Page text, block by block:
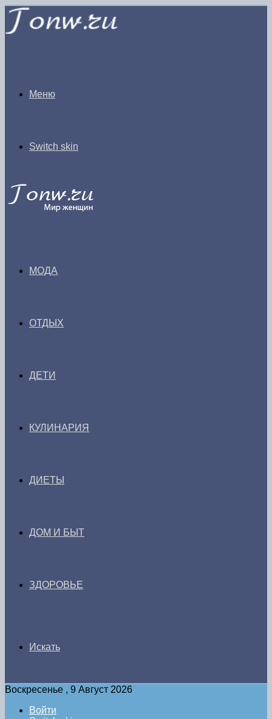
Меню
Switch skin
МОДА
ОТДЫХ
ДЕТИ
КУЛИНАРИЯ
ДИЕТЫ
ДОМ И БЫТ
ЗДОРОВЬЕ
Искать
Воскресенье , 9 Август 2026
Войти